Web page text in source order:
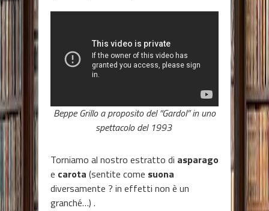
Beppe Grillo a proposito del “Gardol” in uno
spettacolo del 1993
Torniamo al nostro estratto di asparago
e carota (sentite come suona
diversamente ? in effetti non è un
granché…) .